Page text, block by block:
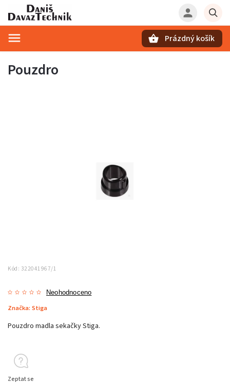
Prázdný košík
Pouzdro
Kód: 322041967/1
Neohodnoceno
Značka: Stiga
Pouzdro madla sekačky Stiga.
Zeptat se